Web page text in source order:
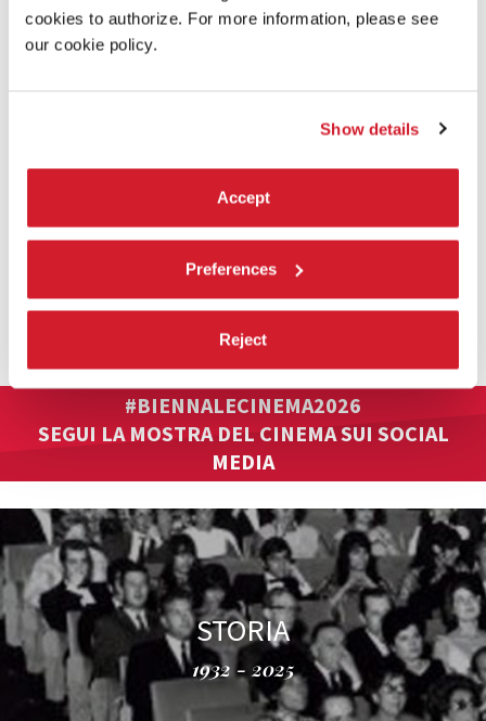
cookies to authorize. For more information, please see
our cookie policy.
Show details
Accept
Preferences
Reject
VENICE IMMERSIVE
Tutte le informazioni pratiche sulla sezione Venice Immersive:
#BIENNALECINEMA2026
SEGUI LA MOSTRA DEL CINEMA SUI SOCIAL
MEDIA
STORIA
1932 - 2025